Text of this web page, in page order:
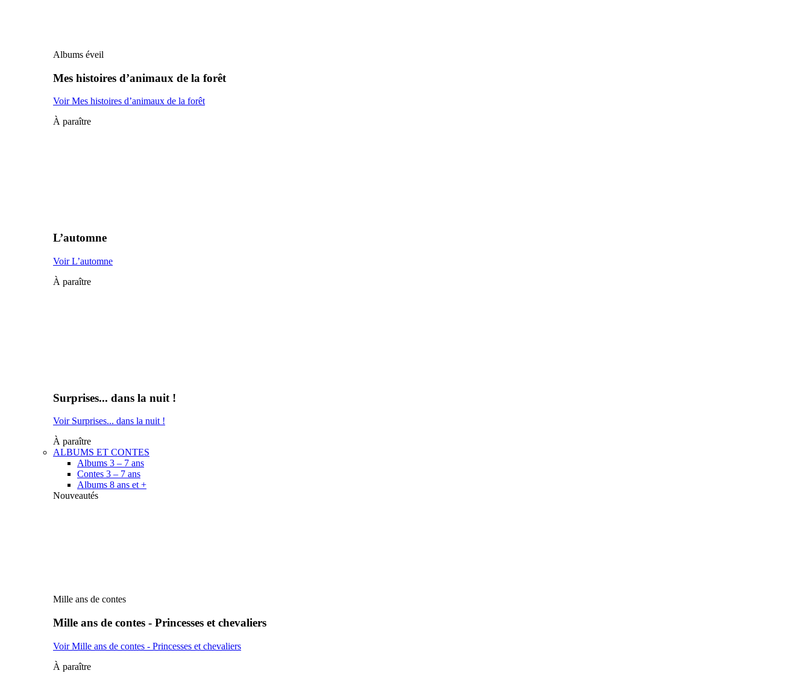
Albums éveil
Mes histoires d’animaux de la forêt
Voir Mes histoires d’animaux de la forêt
À paraître
L’automne
Voir L’automne
À paraître
Surprises... dans la nuit !
Voir Surprises... dans la nuit !
À paraître
ALBUMS ET CONTES
Albums 3 – 7 ans
Contes 3 – 7 ans
Albums 8 ans et +
Nouveautés
Mille ans de contes
Mille ans de contes - Princesses et chevaliers
Voir Mille ans de contes - Princesses et chevaliers
À paraître